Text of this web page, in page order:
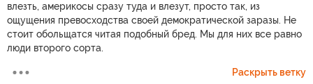
влезть, америкосы сразу туда и влезут, просто так, из
ощущения превосходства своей демократической заразы. Не
стоит обольщатся читая подобный бред. Мы для них все равно
люди второго сорта.
Раскрыть ветку